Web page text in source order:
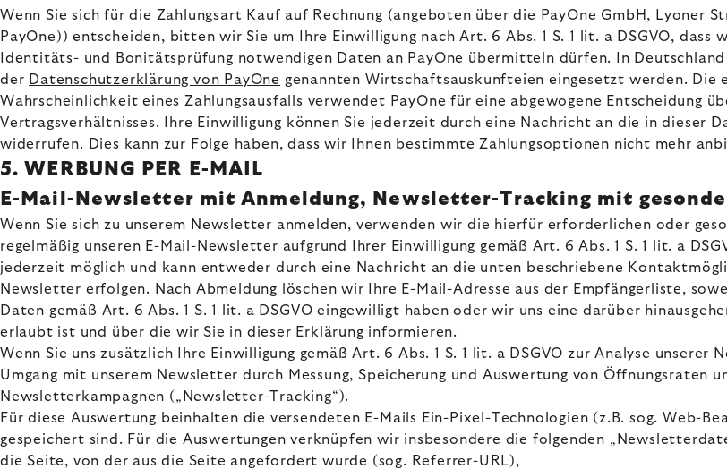
Wenn Sie sich für die Zahlungsart Kauf auf Rechnung (angeboten über die PayOne GmbH, Lyoner
PayOne)) entscheiden, bitten wir Sie um Ihre Einwilligung nach Art. 6 Abs. 1 S. 1 lit. a DSGVO,
Identitäts- und Bonitätsprüfung notwendigen Daten an PayOne übermitteln dürfen. In
der Datenschutzerklärung von PayOne genannten Wirtschaftsauskunfteien eingesetzt werden.
Wahrscheinlichkeit eines Zahlungsausfalls verwendet PayOne für eine abgewogene Entscheidung
Vertragsverhältnisses. Ihre Einwilligung können Sie jederzeit durch eine Nachricht an die in dieser
widerrufen. Dies kann zur Folge haben, dass wir Ihnen bestimmte Zahlungsoptionen nicht mehr
5. WERBUNG PER E-MAIL
E-Mail-Newsletter mit Anmeldung, Newsletter-Tracking mit
Wenn Sie sich zu unserem Newsletter anmelden, verwenden wir die hierfür erforderlichen oder
regelmäßig unseren E-Mail-Newsletter aufgrund Ihrer Einwilligung gemäß Art. 6 Abs. 1 S. 1 lit. a
jederzeit möglich und kann entweder durch eine Nachricht an die unten beschriebene
Newsletter erfolgen. Nach Abmeldung löschen wir Ihre E-Mail-Adresse aus der Empfängerliste,
Daten gemäß Art. 6 Abs. 1 S. 1 lit. a DSGVO eingewilligt haben oder wir uns eine darüber
erlaubt ist und über die wir Sie in dieser Erklärung informieren.
Wenn Sie uns zusätzlich Ihre Einwilligung gemäß Art. 6 Abs. 1 S. 1 lit. a DSGVO zur Analyse
Umgang mit unserem Newsletter durch Messung, Speicherung und Auswertung von
Newsletterkampagnen („Newsletter-Tracking“).
Für diese Auswertung beinhalten die versendeten E-Mails Ein-Pixel-Technologien (z.B. sog. Web-
gespeichert sind. Für die Auswertungen verknüpfen wir insbesondere die folgenden
die Seite, von der aus die Seite angefordert wurde (sog. Referrer-URL),